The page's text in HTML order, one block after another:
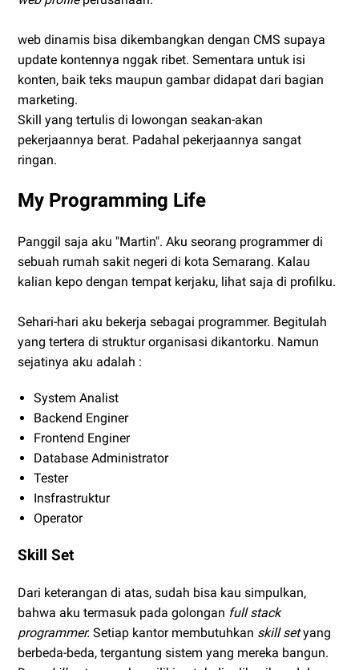
web dinamis bisa dikembangkan dengan CMS supaya
update kontennya nggak ribet. Sementara untuk isi
konten, baik teks maupun gambar didapat dari bagian
marketing.
Skill yang tertulis di lowongan seakan-akan
pekerjaannya berat. Padahal pekerjaannya sangat
ringan.
My Programming Life
Panggil saja aku "Martin". Aku seorang programmer di
sebuah rumah sakit negeri di kota Semarang. Kalau
kalian kepo dengan tempat kerjaku, lihat saja di profilku.
Sehari-hari aku bekerja sebagai programmer. Begitulah
yang tertera di struktur organisasi dikantorku. Namun
sejatinya aku adalah :
System Analist
Backend Enginer
Frontend Enginer
Database Administrator
Tester
Insfrastruktur
Operator
Skill Set
Dari keterangan di atas, sudah bisa kau simpulkan,
bahwa aku termasuk pada golongan full stack
programmer. Setiap kantor membutuhkan skill setyang
berbeda-beda, tergantung sistem yang mereka bangun.